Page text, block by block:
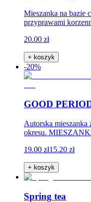
Mieszanka na bazie
przyprawami
20.00 zł
+ koszyk
-20%
GOOD
Autorska mieszanka
okresu.
19.00 zł15.20 zł
+ koszyk
Spring tea